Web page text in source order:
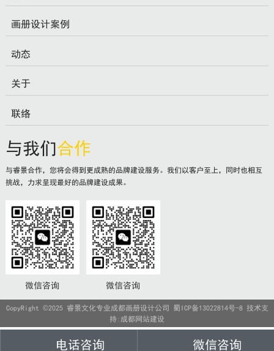
电话咨询 微信咨询
画册设计案例
动态
关于
联络
与我们合作
与睿景合作，您将会得到更成熟的品牌建设服务。我们以客户至上，同时也相互
挑战，力求呈现最好的品牌建设成果。
微信咨询 微信咨询
CopyRight ©2025 睿景文化专业成都画册设计公司 蜀ICP备13022814号-8技术支
持: 成都网站建设